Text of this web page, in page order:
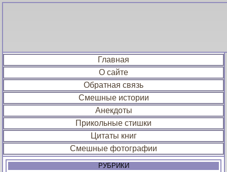
Главная
О сайте
Обратная связь
Смешные истории
Анекдоты
Прикольные стишки
Цитаты книг
Смешные фотографии
РУБРИКИ